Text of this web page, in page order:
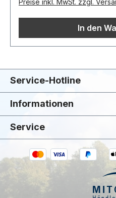
Preise inkl. MwSt. zzgl.
In den
Service-Hotline
Informationen
Service